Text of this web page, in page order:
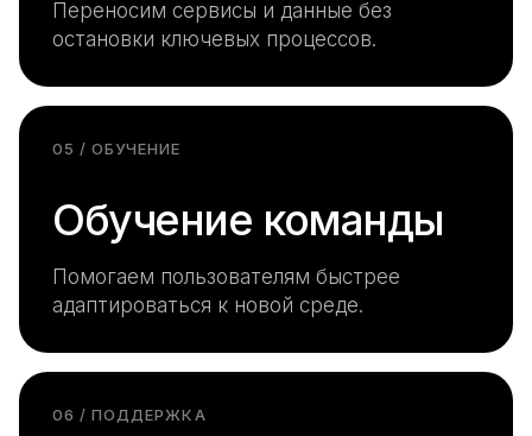
Переносим сервисы и данные без
остановки ключевых процессов.
05 / ОБУЧЕНИЕ
Обучение команды
Помогаем пользователям быстрее
адаптироваться к новой среде.
06 / ПОДДЕРЖКА